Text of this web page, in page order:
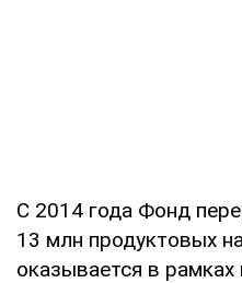
С 2014 года Фонд
13 млн продуктовых
оказывается в